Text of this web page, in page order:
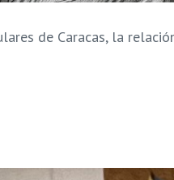
de Caracas, la